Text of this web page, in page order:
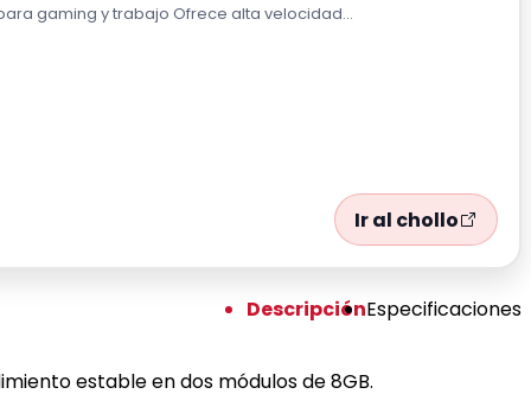
para gaming y trabajo Ofrece alta velocidad...
Ir al chollo
DescripciónEspecificaciones
estable en dos módulos de 8GB.